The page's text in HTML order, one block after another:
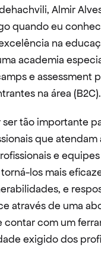
Almir
quando eu
na
academia
e assessment
na área (B2C).
tão importante
que atendam
e
los mais
e
através de uma
com um
exigido dos